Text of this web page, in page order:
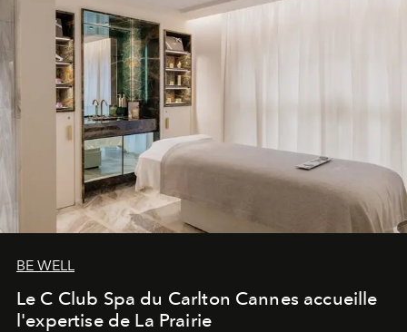
BE WELL
Le C Club Spa du Carlton Cannes accueille
l'expertise de La Prairie